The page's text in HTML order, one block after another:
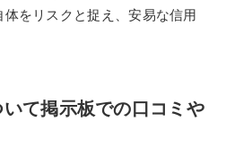
をリスクと捉え、安易な信用
て掲示板での口コミや